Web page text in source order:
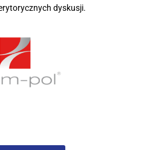
dyskusji.